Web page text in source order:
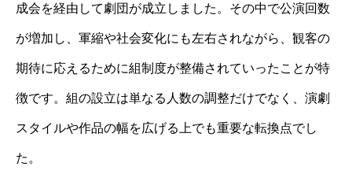
成会を経由して劇団が成立しました。その中で公演回数
が増加し、軍縮や社会変化にも左右されながら、観客の
期待に応えるために組制度が整備されていったことが特
徴です。組の設立は単なる人数の調整だけでなく、演劇
スタイルや作品の幅を広げる上でも重要な転換点でし
た。